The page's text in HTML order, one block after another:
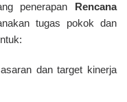
penerapan Rencana
tugas pokok dan
dan target kinerja